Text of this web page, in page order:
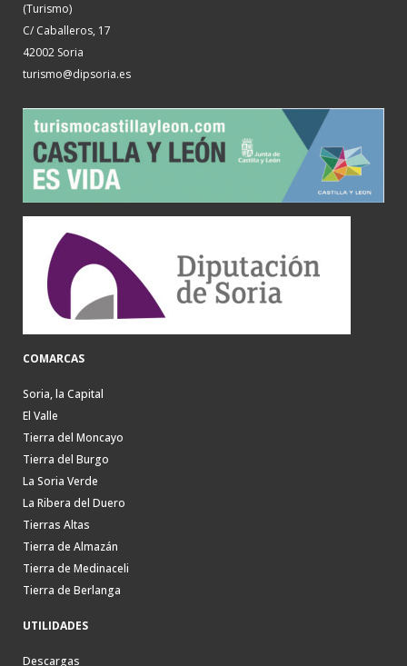
(Turismo)
C/ Caballeros, 17
42002 Soria
turismo@dipsoria.es
COMARCAS
Soria, la Capital
El Valle
Tierra del Moncayo
Tierra del Burgo
La Soria Verde
La Ribera del Duero
Tierras Altas
Tierra de Almazán
Tierra de Medinaceli
Tierra de Berlanga
UTILIDADES
Descargas